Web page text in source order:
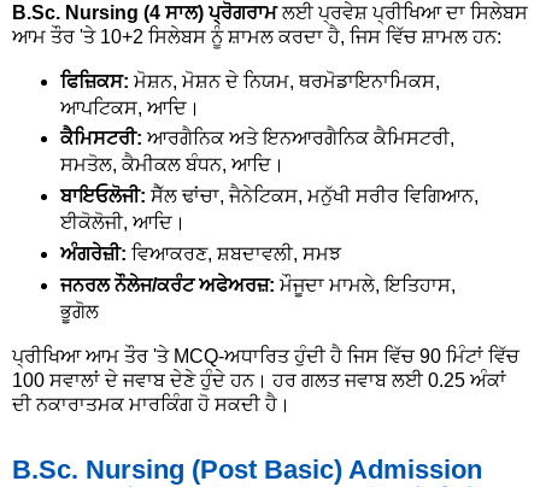
B.Sc. Nursing (4 ਸਾਲ) ਪ੍ਰੋਗਰਾਮਲਈ ਪ੍ਰਵੇਸ਼ ਪ੍ਰੀਖਿਆ ਦਾ ਸਿਲੇਬਸ
ਆਮ ਤੌਰ 'ਤੇ 10+2 ਸਿਲੇਬਸ ਨੂੰ ਸ਼ਾਮਲ ਕਰਦਾ ਹੈ, ਜਿਸ ਵਿੱਚ ਸ਼ਾਮਲ ਹਨ:
ਫਿਜ਼ਿਕਸ: ਮੋਸ਼ਨ, ਮੋਸ਼ਨ ਦੇ ਨਿਯਮ, ਥਰਮੋਡਾਇਨਾਮਿਕਸ,
ਆਪਟਿਕਸ, ਆਦਿ।
ਕੈਮਿਸਟਰੀ: ਆਰਗੈਨਿਕ ਅਤੇ ਇਨਆਰਗੈਨਿਕ ਕੈਮਿਸਟਰੀ,
ਸਮਤੋਲ, ਕੈਮੀਕਲ ਬੰਧਨ, ਆਦਿ।
ਬਾਇਓਲੋਜੀ: ਸੈੱਲ ਢਾਂਚਾ, ਜੈਨੇਟਿਕਸ, ਮਨੁੱਖੀ ਸਰੀਰ ਵਿਗਿਆਨ,
ਈਕੋਲੋਜੀ, ਆਦਿ।
ਅੰਗਰੇਜ਼ੀ: ਵਿਆਕਰਣ, ਸ਼ਬਦਾਵਲੀ, ਸਮਝ
ਜਨਰਲ ਨੌਲੇਜ/ਕਰੰਟ ਅਫੇਅਰਜ਼: ਮੌਜੂਦਾ ਮਾਮਲੇ, ਇਤਿਹਾਸ,
ਭੂਗੋਲ
ਪ੍ਰੀਖਿਆ ਆਮ ਤੌਰ 'ਤੇ MCQ-ਅਧਾਰਿਤ ਹੁੰਦੀ ਹੈ ਜਿਸ ਵਿੱਚ 90 ਮਿੰਟਾਂ ਵਿੱਚ
100 ਸਵਾਲਾਂ ਦੇ ਜਵਾਬ ਦੇਣੇ ਹੁੰਦੇ ਹਨ। ਹਰ ਗਲਤ ਜਵਾਬ ਲਈ 0.25 ਅੰਕਾਂ
ਦੀ ਨਕਾਰਾਤਮਕ ਮਾਰਕਿੰਗ ਹੋ ਸਕਦੀ ਹੈ।
B.Sc. Nursing (Post Basic) Admission